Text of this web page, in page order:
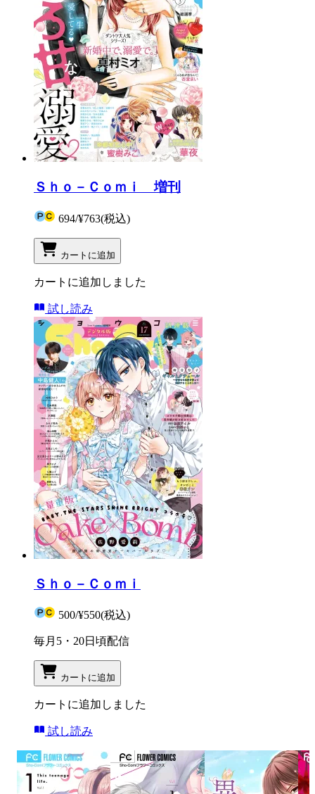
Ｓｈｏ－Ｃｏｍｉ 増刊
694/¥763(税込)
カートに追加
カートに追加しました
試し読み
Ｓｈｏ－Ｃｏｍｉ
500/¥550(税込)
毎月5・20日頃配信
カートに追加
カートに追加しました
試し読み